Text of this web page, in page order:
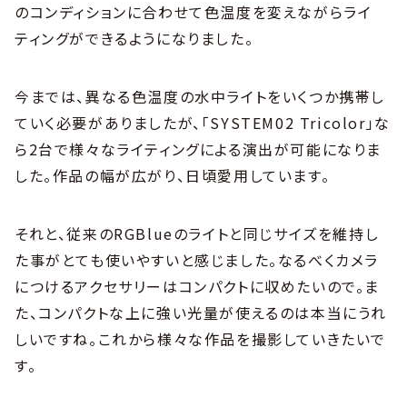
のコンディションに合わせて色温度を変えながらライ
ティングができるようになりました。
今までは、異なる色温度の水中ライトをいくつか携帯し
ていく必要がありましたが、「SYSTEM02 Tricolor」な
ら2台で様々なライティングによる演出が可能になりま
した。作品の幅が広がり、日頃愛用しています。
それと、従来のRGBlueのライトと同じサイズを維持し
た事がとても使いやすいと感じました。なるべくカメラ
につけるアクセサリーはコンパクトに収めたいので。ま
た、コンパクトな上に強い光量が使えるのは本当にうれ
しいですね。これから様々な作品を撮影していきたいで
す。